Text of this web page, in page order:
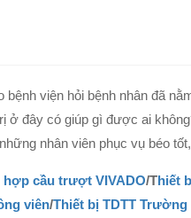
bệnh viện hỏi bệnh nhân đã
ở đây có giúp gì được ai
nhân viên phục vụ béo
hợp cầu trượt VIVADO/Thiết
viên/Thiết bị TDTT Trường